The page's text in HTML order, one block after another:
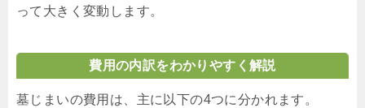
って大きく変動します。
費用の内訳をわかりやすく解説
墓じまいの費用は、主に以下の4つに分かれます。